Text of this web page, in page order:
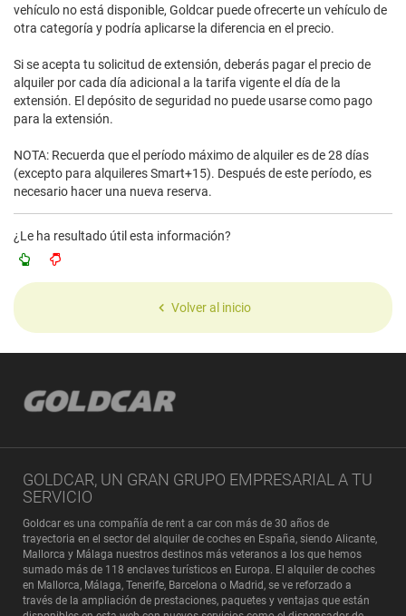
vehículo no está disponible, Goldcar puede ofrecerte un vehículo de
otra categoría y podría aplicarse la diferencia en el precio.
Si se acepta tu solicitud de extensión, deberás pagar el precio de
alquiler por cada día adicional a la tarifa vigente el día de la
extensión. El depósito de seguridad no puede usarse como pago
para la extensión.
NOTA: Recuerda que el período máximo de alquiler es de 28 días
(excepto para alquileres Smart+15). Después de este período, es
necesario hacer una nueva reserva.
¿Le ha resultado útil esta información?
Volver al inicio
GOLDCAR, UN GRAN GRUPO EMPRESARIAL A TU
SERVICIO
Goldcar es una compañía de rent a car con más de 30 años de
trayectoria en el sector del alquiler de coches en España, siendo Alicante,
Mallorca y Málaga nuestros destinos más veteranos a los que hemos
sumado más de 118 enclaves turísticos en Europa. El alquiler de coches
en Mallorca, Málaga, Tenerife, Barcelona o Madrid, se ve reforzado a
través de la ampliación de prestaciones, paquetes y ventajas que están